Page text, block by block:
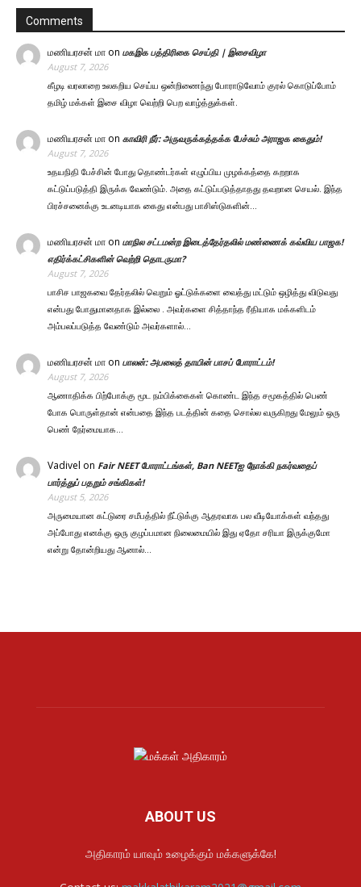
Comments
மணியரசன் மா on மகஇக பத்திரிகை செய்தி | இசைவிழா
August 7, 2026
கீழடி வரலாறை உலகறிய செய்ய ஒன்றிணைந்து போராடுவோம் குரல் கொடுப்போம்
தமிழ் மக்கள் இசை விழா வெற்றி பெற வாழ்த்துக்கள்.
மணியரசன் மா on காவிரி நீர்: அருவருக்கத்தக்க பேச்சும் அராஜக கைதும்!
August 7, 2026
உதயநிதி பேச்சின் போது தொண்டர்கள் எழுப்பிய முழக்கத்தை கறறாக
கட்டுப்படுத்தி இருக்க வேண்டும். அதை கட்டுப்படுத்தாதது தவறான செயல். இந்த
பிரச்சனைக்கு உடனடியாக கைது என்பது பாசிஸ்டுகளின்…
மணியரசன் மா on மாநில சட்டமன்ற இடைத்தேர்தலில் மண்ணைக் கவ்விய பாஜக!
எதிர்க்கட்சிகளின் வெற்றி தொடருமா?
August 7, 2026
பாசிச பாஜகவை தேர்தலில் வெறும் ஓட்டுக்களை வைத்து மட்டும் ஒழித்து விடுவது
என்பது போதுமானதாக இல்லை . அவர்களை சித்தாந்த ரீதியாக மக்களிடம்
அம்பலப்படுத்த வேண்டும் அவர்களால்…
மணியரசன் மா on பாலன்: அபலைத் தாயின் பாசப் போராட்டம்!
August 7, 2026
ஆணாதிக்க பிற்போக்கு மூட நம்பிக்கைகள் கொண்ட இந்த சமூகத்தில் பெண்
போக பொருள்தான் என்பதை இந்த படத்தின் கதை சொல்ல வருகிறது மேலும் ஒரு
பெண் நேர்மையாக…
Vadivel on Fair NEET போராட்டங்கள், Ban NEETஐ நோக்கி நகர்வதைப்
பார்த்துப் பதறும் சங்கிகள்!
August 5, 2026
அருமையான கட்டுரை சமீபத்தில் நீட்டுக்கு ஆதரவாக பல வீடியோக்கள் வந்தது
அப்போது எனக்கு ஒரு குழப்பமான நிலைமையில் இது ஏதோ சரியா இருக்குமோ
என்று தோன்றியது ஆனால்…
ABOUT US
அதிகாரம் யாவும் உழைக்கும் மக்களுக்கே!